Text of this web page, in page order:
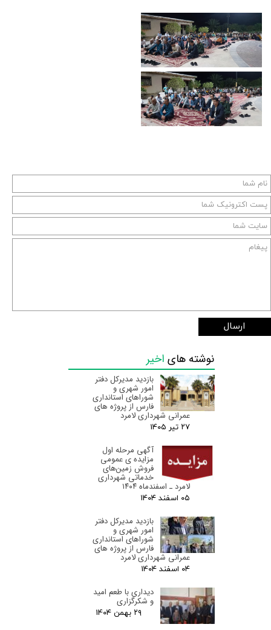
ارسال
نوشته های اخیر
بازدید مدیرکل دفتر
امور شهری و
شوراهای استانداری
فارس از پروژه های
عمرانی شهرداری لامرد
۲۷ تیر ۰۵
آگهی مرحله اول
مزایده ی عمومی
فروش زمین‌های
خدماتی شهرداری
لامرد ـ اسفندماه ۱۴۰۴
۰۵ اسفند ۰۴
بازدید مدیرکل دفتر
امور شهری و
شوراهای استانداری
فارس از پروژه های
عمرانی شهرداری لامرد
۰۴ اسفند ۰۴
دیداری با طعم امید
و شکرگزاری
۲۹ بهمن ۰۴